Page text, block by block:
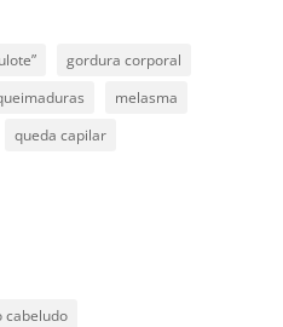
gordura corporal
melasma
queda capilar
cabeludo